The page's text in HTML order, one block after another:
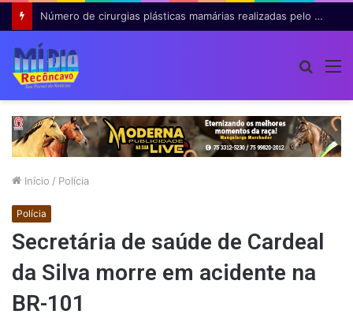
Número de cirurgias plásticas mamárias realizadas pelo SUS cresce 54% em dez anos
Início / Polícia
Polícia
Secretária de saúde de Cardeal
da Silva morre em acidente na
BR-101